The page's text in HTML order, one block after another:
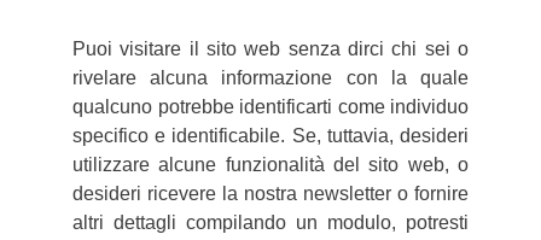
Puoi visitare il sito web senza dirci chi sei o
rivelare alcuna informazione con la quale
qualcuno potrebbe identificarti come individuo
specifico e identificabile. Se, tuttavia, desideri
utilizzare alcune funzionalità del sito web, o
desideri ricevere la nostra newsletter o fornire
altri dettagli compilando un modulo, potresti